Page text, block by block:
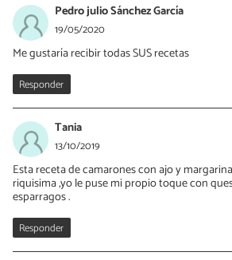
Pedro julio Sánchez García
19/05/2020
Me gustaría recibir todas SUS recetas
Responder
Tania
13/10/2019
Esta receta de camarones con ajo y
riquisima ,yo le puse mi propio toque con
esparragos .
Responder